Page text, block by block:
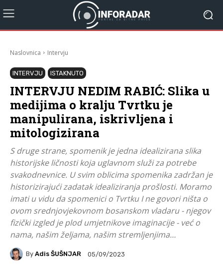
Naslovnica Intervju
INTERVJU ISTAKNUTO
INTERVJU NEDIM RABIĆ: Slika u
medijima o kralju Tvrtku je
manipulirana, iskrivljena i
mitologizirana
S druge strane, spomenik je jedna idealizirana slika
historijske ličnosti koja uglavnom služi za potrebe
svakodnevnice. U svim oblicima spomenika zadržan je
historizirajući zadatak idealiziranja prošlosti. Moramo
imati u vidu da spomenici o Tvrtku I ne govori ništa o
ovom srednjovjekovnom bosanskom vladaru - njegov
fizički izgled je plod umjetnikove imaginacije - već o
nama, našim željama, našim stremljenjima…
By Adis ŠUŠNJAR 05/09/2023